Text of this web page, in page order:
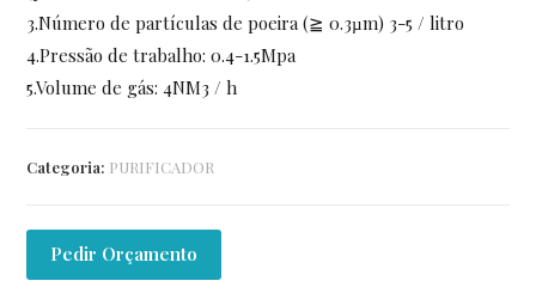
3.Número de partículas de poeira (≧ 0.3µm) 3-5 / litro
4.Pressão de trabalho: 0.4-1.5Mpa
5.Volume de gás: 4NM3 / h
Categoria: PURIFICADOR
Pedir Orçamento